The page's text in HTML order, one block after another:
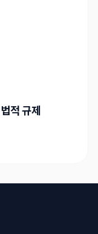
적 규제